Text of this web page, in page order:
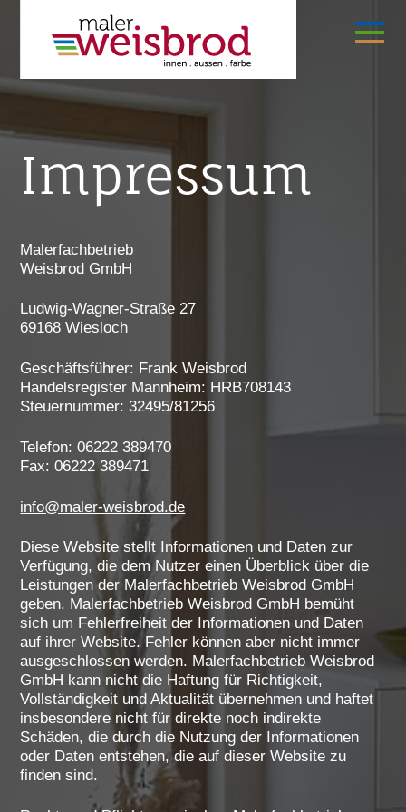
Start.
Leistungen.
Malerarbeiten
Tapezier- & Lackierarbeiten
Trockenbau
Wandgestaltung
Bodengestaltung
Aussenanstriche
Fassadenrenovierungen
Dämm- und Verputzarbeiten
Beratung & Showroom.
Angebotserstellung.
Referenzen.
Über uns.
Kontakt.
Datenschutz.
Impressum
Malerfachbetrieb
Weisbrod GmbH
Ludwig-Wagner-Straße 27
69168 Wiesloch
Geschäftsführer: Frank Weisbrod
Handelsregister Mannheim: HRB708143
Steuernummer: 32495/81256
Telefon: 06222 389470
Fax: 06222 389471
info@maler-weisbrod.de
Diese Website stellt Informationen und Daten zur
Verfügung, die dem Nutzer einen Überblick über die
Leistungen der Malerfachbetrieb Weisbrod GmbH
geben. Malerfachbetrieb Weisbrod GmbH bemüht
sich um Fehlerfreiheit der Informationen und Daten
auf ihrer Website. Fehler können aber nicht immer
ausgeschlossen werden. Malerfachbetrieb Weisbrod
GmbH kann nicht die Haftung für Richtigkeit,
Vollständigkeit und Aktualität übernehmen und haftet
insbesondere nicht für direkte noch indirekte
Schäden, die durch die Nutzung der Informationen
oder Daten entstehen, die auf dieser Website zu
finden sind.